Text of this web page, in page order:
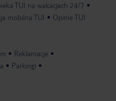
TUI na wakacjach 24/7
mobilna TUI Opinie TUI
Reklamacje
Parkingi